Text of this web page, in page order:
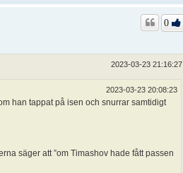
0
2023-03-23 21:16:27
2023-03-23 20:08:23
han tappat på isen och snurrar samtidigt
säger att ”om Timashov hade fått passen